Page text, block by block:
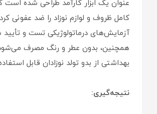
عنوان یک ابزار کارآمد طراحی شده است
کامل ظروف و لوازم نوزاد را ضد عفونی
آزمایش‌های درماتولوژیکی تست و
همچنین، بدون عطر و رنگ مصرف
بهداشتی از بدو تولد نوزادان قابل
نتیجه‌گیری: